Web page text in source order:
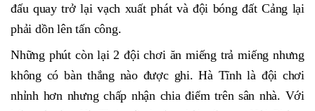
đấu quay trở lại vạch xuất phát và đội bóng đất Cảng lại
phải dồn lên tấn công.
Những phút còn lại 2 đội chơi ăn miếng trả miếng nhưng
không có bàn thắng nào được ghi. Hà Tĩnh là đội chơi
nhỉnh hơn nhưng chấp nhận chia điểm trên sân nhà. Với